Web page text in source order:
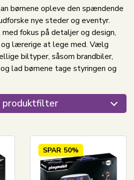
børnene opleve den spændende
nye steder og eventyr.
fokus på detaljer og design,
og lærerige at lege med. Vælg
biltyper, såsom brandbiler,
lad børnene tage styringen og
produktfilter
SPAR 50%